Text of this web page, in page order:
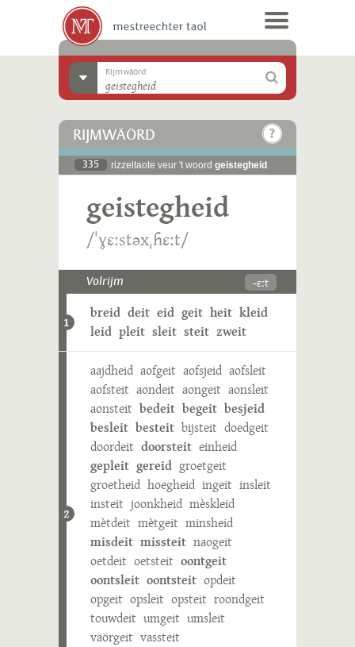
Rijmwäörd
RIJMWÄÖRD
335 rizzeltaote veur 't woord geistegheid
geistegheid
/ˈɣɛːstəxˌɦɛːt/
Volrijm -ɛːt
1
breid deit eid geit heit kleid
leid pleit sleit steit zweit
2
aajdheid aofgeit aofsjeid aofsleit
aofsteit aondeit aongeit aonsleit
aonsteit bedeit begeit besjeid
besleit besteit bijsteit doedgeit
doordeit doorsteit einheid
gepleit gereid groetgeit
groetheid hoegheid ingeit insleit
insteit joonkheid mèskleid
mètdeit mètgeit minsheid
misdeit missteit naogeit
oetdeit oetsteit oontgeit
oontsleit oontsteit opdeit
opgeit opsleit opsteit roondgeit
touwdeit umgeit umsleit
väörgeit vassteit